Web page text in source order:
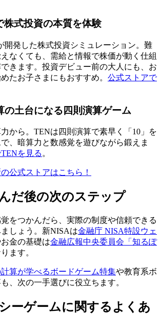
株式投資の本質を体験
開発した株式投資シミュレーション。難
なくても、需給と情報で株価が動く仕組
きます。投資デビュー前の大人にも、お
たお子さまにもおすすめ。 公式ストアで
の土台になる四則演算ゲーム
から。TENは四則演算で素早く「10」を
、暗算力と数感覚を遊びながら鍛えま
を見る。
公式ストアはこちら！
だ後の次のステップ
をつかんだら、実際の制度や信頼できる
しょう。新NISAは金融庁 NISA特設ウェ
お金の基礎は金融広報中央委員会「知るぽ
ます。
算が学べるボードゲーム特集や教育系ボ
、次の一手選びに役立ちます。
ーゲームに関するよくあ